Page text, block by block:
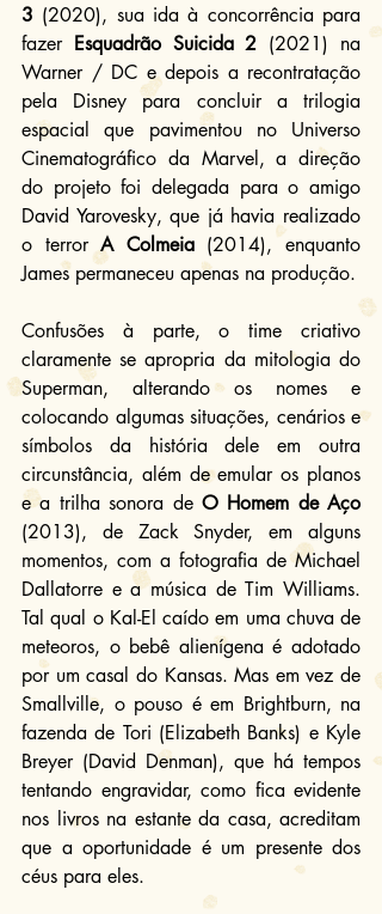
3 (2020), sua ida à concorrência para
fazer Esquadrão Suicida 2 (2021) na
Warner / DC e depois a recontratação
pela Disney para concluir a trilogia
espacial que pavimentou no Universo
Cinematográfico da Marvel, a direção
do projeto foi delegada para o amigo
David Yarovesky, que já havia realizado
o terror A Colmeia (2014), enquanto
James permaneceu apenas na produção.
Confusões à parte, o time criativo
claramente se apropria da mitologia do
Superman, alterando os nomes e
colocando algumas situações, cenários e
símbolos da história dele em outra
circunstância, além de emular os planos
e a trilha sonora de O Homem de Aço
(2013), de Zack Snyder, em alguns
momentos, com a fotografia de Michael
Dallatorre e a música de Tim Williams.
Tal qual o Kal-El caído em uma chuva de
meteoros, o bebê alienígena é adotado
por um casal do Kansas. Mas em vez de
Smallville, o pouso é em Brightburn, na
fazenda de Tori (Elizabeth Banks) e Kyle
Breyer (David Denman), que há tempos
tentando engravidar, como fica evidente
nos livros na estante da casa, acreditam
que a oportunidade é um presente dos
céus para eles.